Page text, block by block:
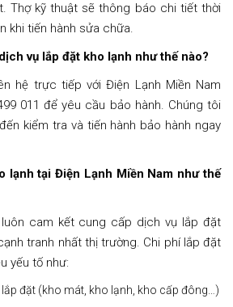
Thợ kỹ thuật sẽ thông báo chi tiết thời
khi tiến hành sửa chữa.
vụ lắp đặt kho lạnh như thế nào?
hệ trực tiếp với Điện Lạnh Miền Nam
011 để yêu cầu bảo hành. Chúng tôi
kiểm tra và tiến hành bảo hành ngay
lạnh tại Điện Lạnh Miền Nam như thế
luôn cam kết cung cấp dịch vụ lắp đặt
tranh nhất thị trường. Chi phí lắp đặt
yếu tố như:
đặt (kho mát, kho lạnh, kho cấp đông…)